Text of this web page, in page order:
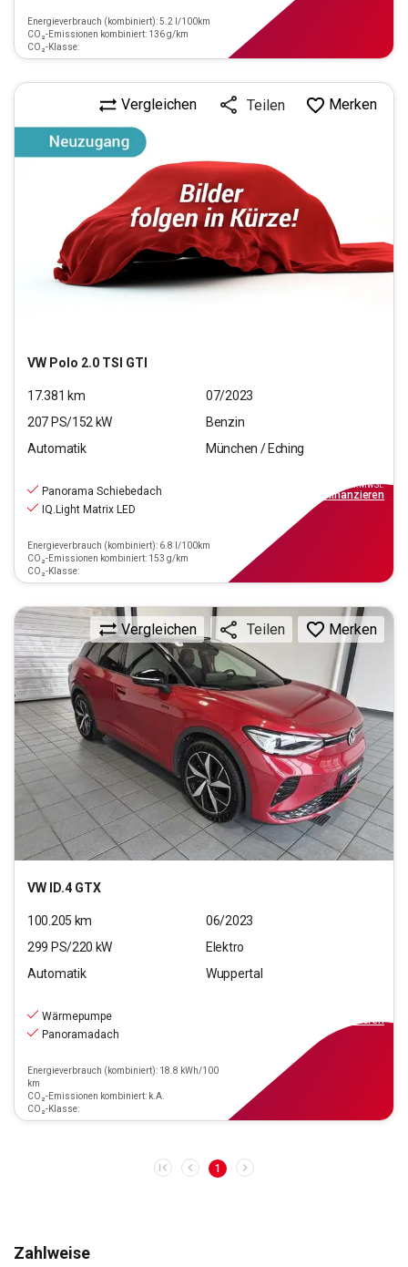
Energieverbrauch (kombiniert): 5.2 l/100km
CO₂-Emissionen kombiniert: 136 g/km
CO₂-Klasse:
VW Polo 2.0 TSI GTI
Vergleichen Teilen Merken
17.381 km
07/2023
207 PS/152 kW
Benzin
Automatik
München / Eching
Panorama Schiebedach
IQ.Light Matrix LED
Energieverbrauch (kombiniert): 6.8 l/100km
CO₂-Emissionen kombiniert: 153 g/km
CO₂-Klasse:
inkl.MwSt.
finanzieren
VW ID.4 GTX
Vergleichen Teilen Merken
100.205 km
06/2023
299 PS/220 kW
Elektro
Automatik
Wuppertal
Wärmepumpe
Panoramadach
Energieverbrauch (kombiniert): 18.8 kWh/100
km
CO₂-Emissionen kombiniert: k.A.
CO₂-Klasse:
finanzieren
1
Zahlweise